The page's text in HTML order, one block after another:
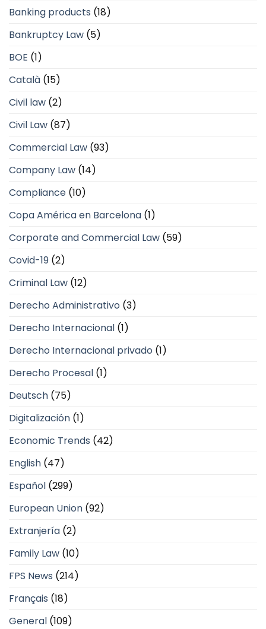
Banking products (18)
Bankruptcy Law (5)
BOE (1)
Català (15)
Civil law (2)
Civil Law (87)
Commercial Law (93)
Company Law (14)
Compliance (10)
Copa América en Barcelona (1)
Corporate and Commercial Law (59)
Covid-19 (2)
Criminal Law (12)
Derecho Administrativo (3)
Derecho Internacional (1)
Derecho Internacional privado (1)
Derecho Procesal (1)
Deutsch (75)
Digitalización (1)
Economic Trends (42)
English (47)
Español (299)
European Union (92)
Extranjería (2)
Family Law (10)
FPS News (214)
Français (18)
General (109)